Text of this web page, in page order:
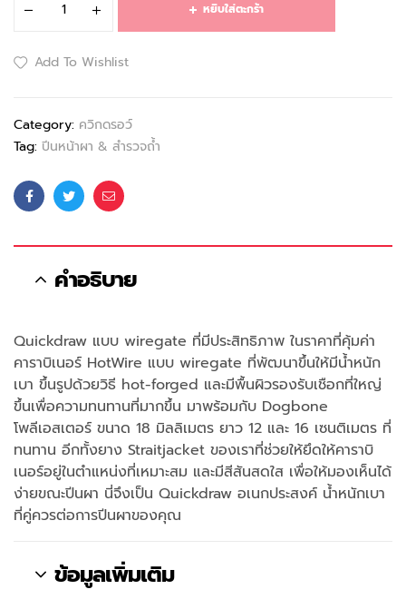
หยิบใส่ตะกร้า
Add To Wishlist
Category: ควิกดรอว์
Tag: ปีนหน้าผา & สำรวจถ้ำ
FacebookTwitterEmail
คำอธิบาย
Quickdraw แบบ wiregate ที่มีประสิทธิภาพ ในราคาที่คุ้มค่า
คาราบิเนอร์ HotWire แบบ wiregate ที่พัฒนาขึ้นให้มีน้ำหนัก
เบา ขึ้นรูปด้วยวิธี hot-forged และมีพื้นผิวรองรับเชือกที่ใหญ่
ขึ้นเพื่อความทนทานที่มากขึ้น มาพร้อมกับ Dogbone
โพลีเอสเตอร์ ขนาด 18 มิลลิเมตร ยาว 12 และ 16 เซนติเมตร ที่
ทนทาน อีกทั้งยาง Straitjacket ของเราที่ช่วยให้ยึดให้คาราบิ
เนอร์อยู่ในตำแหน่งที่เหมาะสม และมีสีสันสดใส เพื่อให้มองเห็นได้
ง่ายขณะปีนผา นี่จึงเป็น Quickdraw อเนกประสงค์ น้ำหนักเบา
ที่คู่ควรต่อการปีนผาของคุณ
ข้อมูลเพิ่มเติม